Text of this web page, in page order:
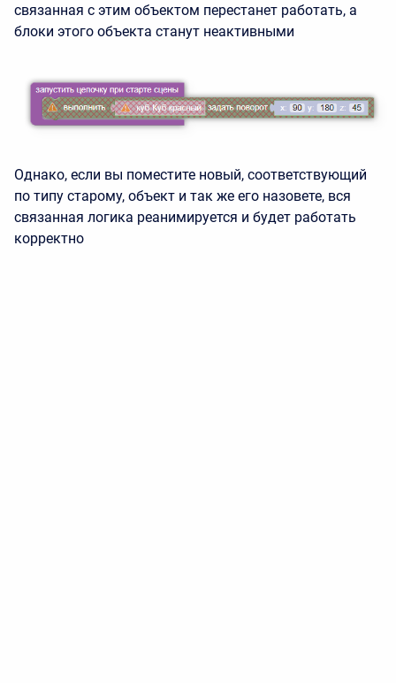
связанная с этим объектом перестанет работать, а
блоки этого объекта станут неактивными
Однако, если вы поместите новый, соответствующий
по типу старому, объект и так же его назовете, вся
связанная логика реанимируется и будет работать
корректно